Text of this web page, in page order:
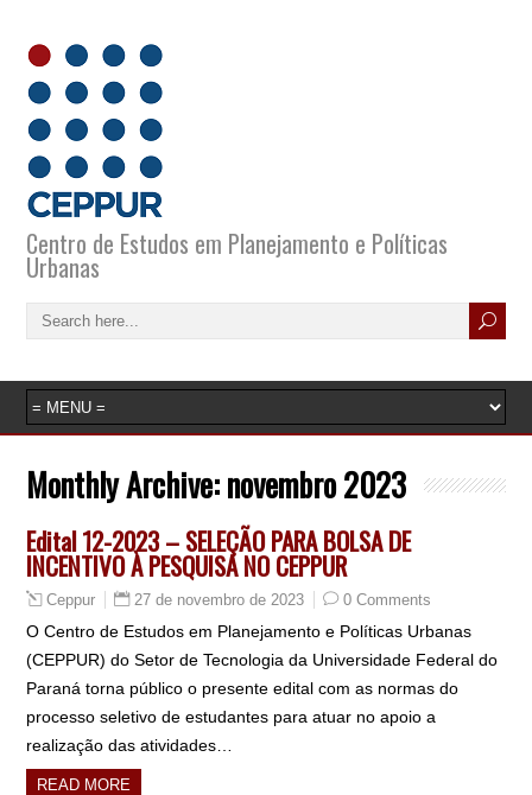
Centro de Estudos em Planejamento e Políticas
Urbanas
Monthly Archive:novembro 2023
Edital 12-2023 – SELEÇÃO PARA BOLSA DE
INCENTIVO À PESQUISA NO CEPPUR
Ceppur 27 de novembro de 2023 0 Comments
O Centro de Estudos em Planejamento e Políticas Urbanas
(CEPPUR) do Setor de Tecnologia da Universidade Federal do
Paraná torna público o presente edital com as normas do
processo seletivo de estudantes para atuar no apoio a
realização das atividades…
READ MORE